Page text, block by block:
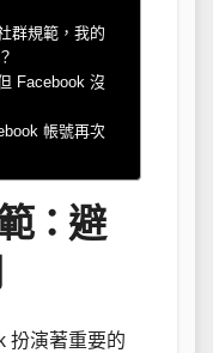
群規範，我的
Facebook 沒
帳號再次
：避
扮演著重要的